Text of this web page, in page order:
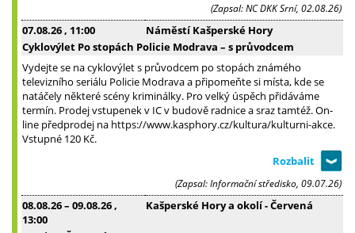
(Zapsal: NC DKK Srní, 02.08.26)
07.08.26, 11:00
Náměstí Kašperské Hory
Cyklovýlet Po stopách Policie Modrava – s průvodcem
Vydejte se na cyklovýlet s průvodcem po stopách známého
televizního seriálu Policie Modrava a připomeňte si místa, kde se
natáčely některé scény kriminálky. Pro velký úspěch přidáváme
termín. Prodej vstupenek v IC v budově radnice a sraz tamtéž. On-
line předprodej na https://www.kasphory.cz/kultura/kulturni-akce.
Vstupné 120 Kč.
(Zapsal: Informační středisko, 09.07.26)
08.08.26– 09.08.26,
13:00
Kašperské Hory a okolí - Červená